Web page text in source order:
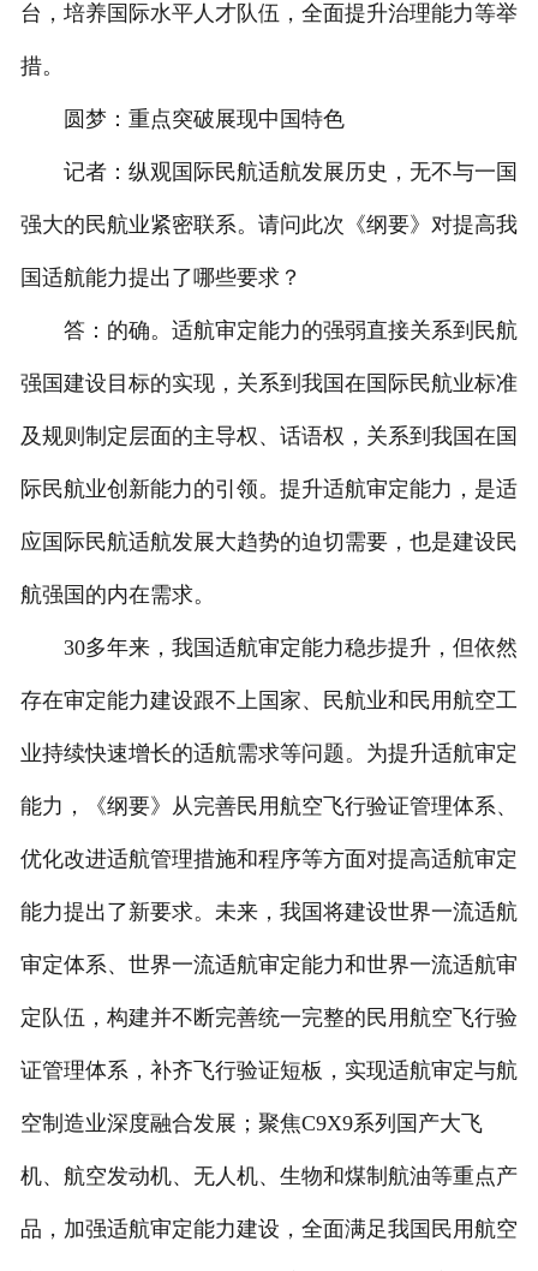
台，培养国际水平人才队伍，全面提升治理能力等举
措。
圆梦：重点突破展现中国特色
记者：纵观国际民航适航发展历史，无不与一国
强大的民航业紧密联系。请问此次《纲要》对提高我
国适航能力提出了哪些要求？
答：的确。适航审定能力的强弱直接关系到民航
强国建设目标的实现，关系到我国在国际民航业标准
及规则制定层面的主导权、话语权，关系到我国在国
际民航业创新能力的引领。提升适航审定能力，是适
应国际民航适航发展大趋势的迫切需要，也是建设民
航强国的内在需求。
30多年来，我国适航审定能力稳步提升，但依然
存在审定能力建设跟不上国家、民航业和民用航空工
业持续快速增长的适航需求等问题。为提升适航审定
能力，《纲要》从完善民用航空飞行验证管理体系、
优化改进适航管理措施和程序等方面对提高适航审定
能力提出了新要求。未来，我国将建设世界一流适航
审定体系、世界一流适航审定能力和世界一流适航审
定队伍，构建并不断完善统一完整的民用航空飞行验
证管理体系，补齐飞行验证短板，实现适航审定与航
空制造业深度融合发展；聚焦C9X9系列国产大飞
机、航空发动机、无人机、生物和煤制航油等重点产
品，加强适航审定能力建设，全面满足我国民用航空